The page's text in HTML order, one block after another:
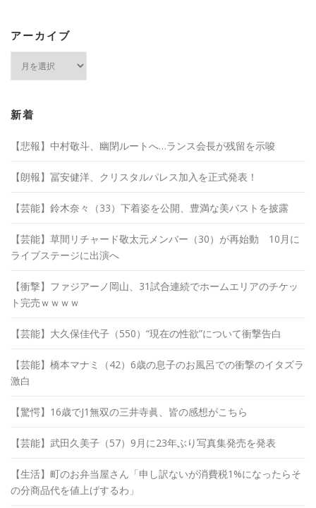
アーカイブ
ブ
新着
【悲報】中村敬斗、幽閉ルートへ…ランス会長が残留を示唆
【朗報】冨安健洋、クリスタルパレス加入を正式発表！
【芸能】鈴木奈々（33）下着姿を公開、豊満な美バストを披露
【芸能】草間リチャード敬太元メンバー（30）が再始動 10月に
ライブステージに出演へ
【衝撃】ファジアーノ岡山、31試合連続でホームエリアのチケッ
ト完売ｗｗｗｗ
【芸能】大久保佳代子（550）“現在の性欲”について衝撃告白
【芸能】橋本マナミ（42）6歳の息子のお風呂での衝撃のイタズラ
激白
【驚愕】16歳でJ1無双の三井寺眞、皆の感想がこちら
【芸能】武田久美子（57）9月に23年ぶり写真集発売を発表
【生活】町のお弁当屋さん「申し訳ないが消費税1%になったらそ
の分商品代を値上げするわ」